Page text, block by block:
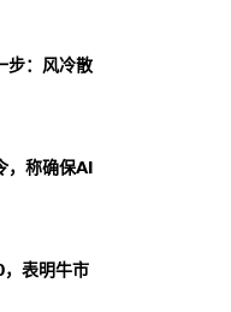
步：风冷散
，称确保AI
，表明牛市